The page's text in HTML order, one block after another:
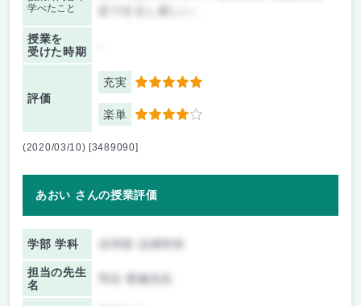
学べたこと
授業を
受けた時期
評価
充実 5
楽単 4
(2020/03/10) [3489090]
あおい さんの授業評価
学部 学科
担当の先生
名
羽生 香織先生